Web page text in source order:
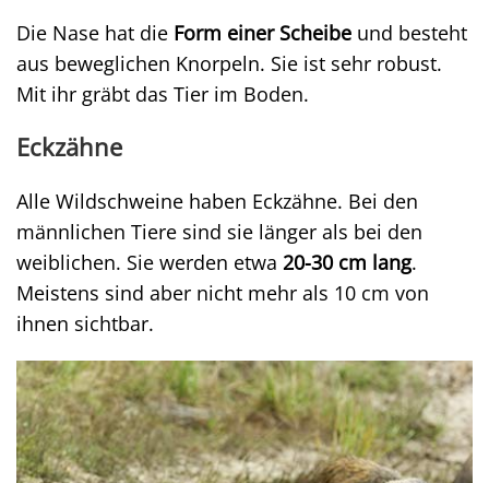
Die Nase hat die Form einer Scheibe und besteht
aus beweglichen Knorpeln. Sie ist sehr robust.
Mit ihr gräbt das Tier im Boden.
Eckzähne
Alle Wildschweine haben Eckzähne. Bei den
männlichen Tiere sind sie länger als bei den
weiblichen. Sie werden etwa 20-30 cm lang.
Meistens sind aber nicht mehr als 10 cm von
ihnen sichtbar.